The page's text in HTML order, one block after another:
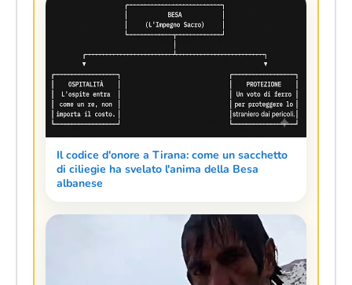
Il codice d'onore a Tirana: come un sacchetto
di ciliegie ha svelato l'anima della Besa
albanese